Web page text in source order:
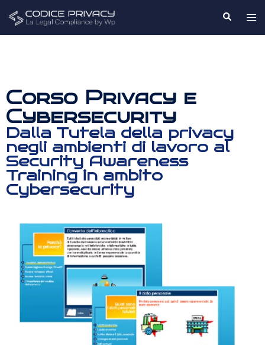
Corso Privacy e
Cybersecurity
Dalla Tutela della privacy
negli ambienti di lavoro al
Security Awareness
Training in ambito
Cybersecurity